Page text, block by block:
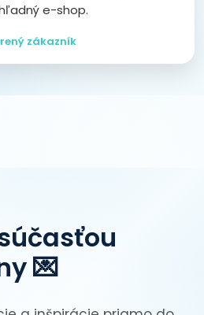
e-shop.
zákazník
💌